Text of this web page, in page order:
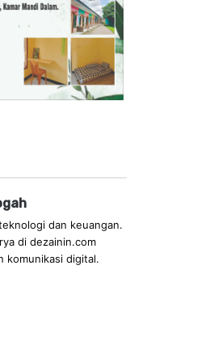
dan keuangan.
di dezainin.com
komunikasi digital.